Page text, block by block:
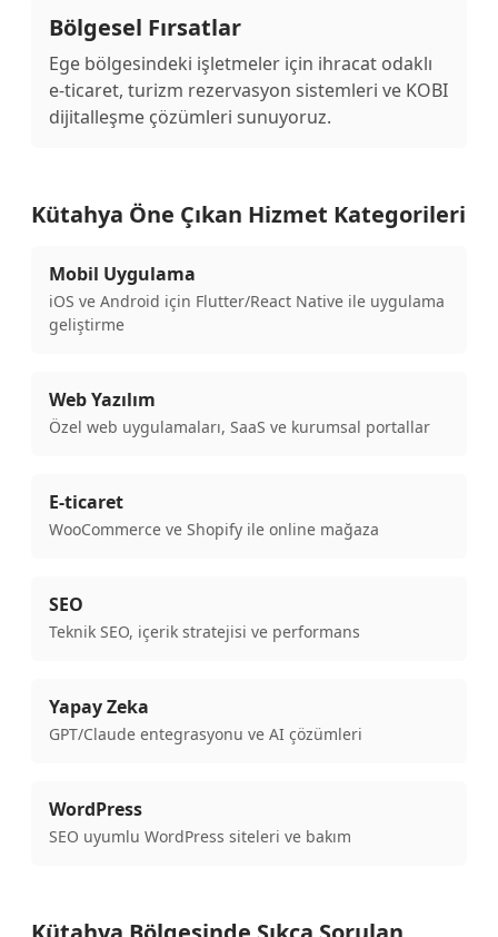
Bölgesel Fırsatlar
Ege bölgesindeki işletmeler için ihracat odaklı
e-ticaret, turizm rezervasyon sistemleri ve KOBI
dijitalleşme çözümleri sunuyoruz.
Kütahya Öne Çıkan Hizmet Kategorileri
Mobil Uygulama
iOS ve Android için Flutter/React Native ile uygulama
geliştirme
Web Yazılım
Özel web uygulamaları, SaaS ve kurumsal portallar
E-ticaret
WooCommerce ve Shopify ile online mağaza
SEO
Teknik SEO, içerik stratejisi ve performans
Yapay Zeka
GPT/Claude entegrasyonu ve AI çözümleri
WordPress
SEO uyumlu WordPress siteleri ve bakım